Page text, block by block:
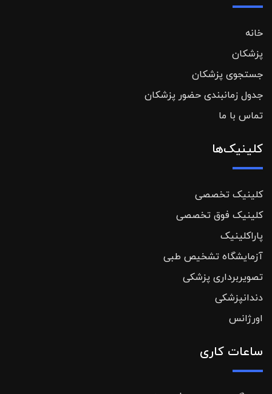
خانه
پزشکان
جستجوی پزشکان
جدول زمانبندی حضور پزشکان
تماس با ما
کلینیک‌ها
کلینیک تخصصی
کلینیک فوق تخصصی
پاراکلینیک
آزمایشگاه تشخیص طبی
تصویربرداری پزشکی
دندانپزشکی
اورژانس
ساعات کاری